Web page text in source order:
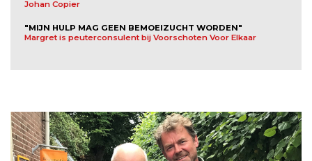
Johan Copier
"MIJN HULP MAG GEEN BEMOEIZUCHT WORDEN"
Margret is peuterconsulent bij Voorschoten Voor Elkaar